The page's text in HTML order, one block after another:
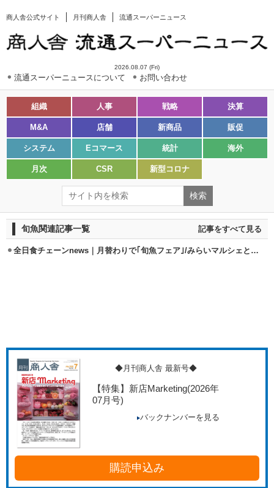
商人舎公式サイト 月刊商人舎 流通スーパーニュース
2026.08.07 (Fri)
流通スーパーニュースについて お問い合わせ
組織 人事 戦略 決算
M&A 店舗 新商品 販促
システム Eコマース 統計 海外
月次 CSR 新型コロナ
旬魚関連記事一覧 記事をすべて見る
全日食チェーンnews｜月替わりで｢旬魚フェア｣/みらいマルシェとコラボ
◆月刊商人舎 最新号◆
【特集】新店Marketing(2026年
07月号)
バックナンバーを見る
購読申込み